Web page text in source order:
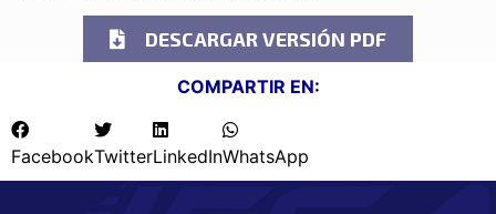
DESCARGAR VERSIÓN PDF
COMPARTIR EN:
FacebookTwitterLinkedInWhatsApp